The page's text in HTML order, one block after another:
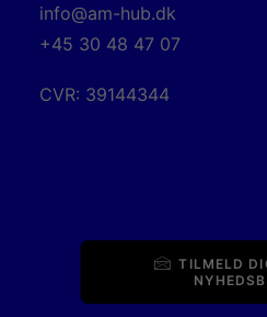
info@am-hub.dk
+45 30 48 47 07
CVR: 39144344
TILMELD